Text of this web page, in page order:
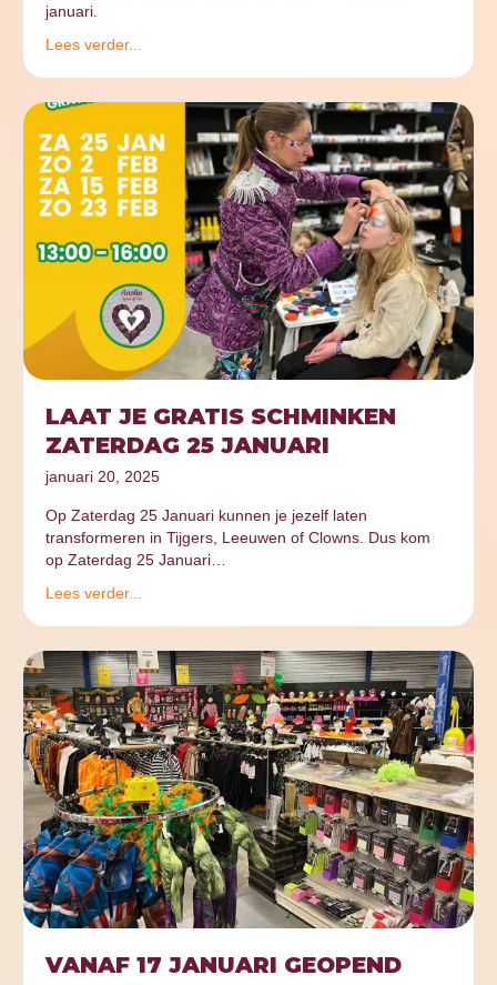
januari.
Lees verder...
LAAT JE GRATIS SCHMINKEN
ZATERDAG 25 JANUARI
januari 20, 2025
Op Zaterdag 25 Januari kunnen je jezelf laten
transformeren in Tijgers, Leeuwen of Clowns. Dus kom
op Zaterdag 25 Januari…
Lees verder...
VANAF 17 JANUARI GEOPEND